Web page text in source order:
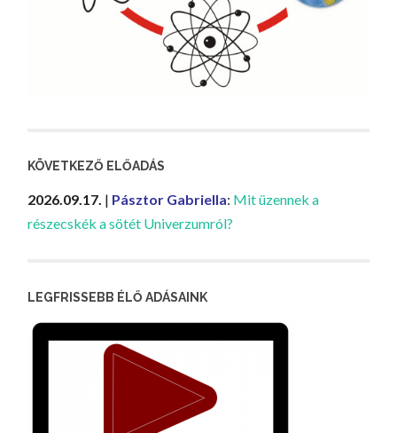
KÖVETKEZŐ ELŐADÁS
2026.09.17. | Pásztor Gabriella: Mit üzennek a
részecskék a sötét Univerzumról?
LEGFRISSEBB ÉLŐ ADÁSAINK